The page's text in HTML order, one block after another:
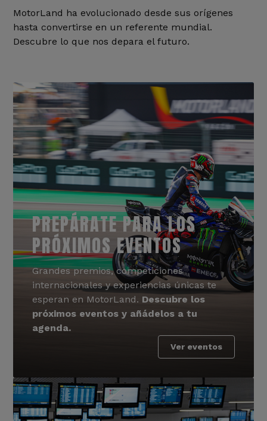
MotorLand ha evolucionado desde sus orígenes
hasta convertirse en un referente mundial.
Descubre lo que nos depara el futuro.
PREPÁRATE PARA LOS
PRÓXIMOS EVENTOS
Grandes premios, competiciones
internacionales y experiencias únicas te
esperan en MotorLand. Descubre los
próximos eventos y añádelos a tu
agenda.
Ver eventos